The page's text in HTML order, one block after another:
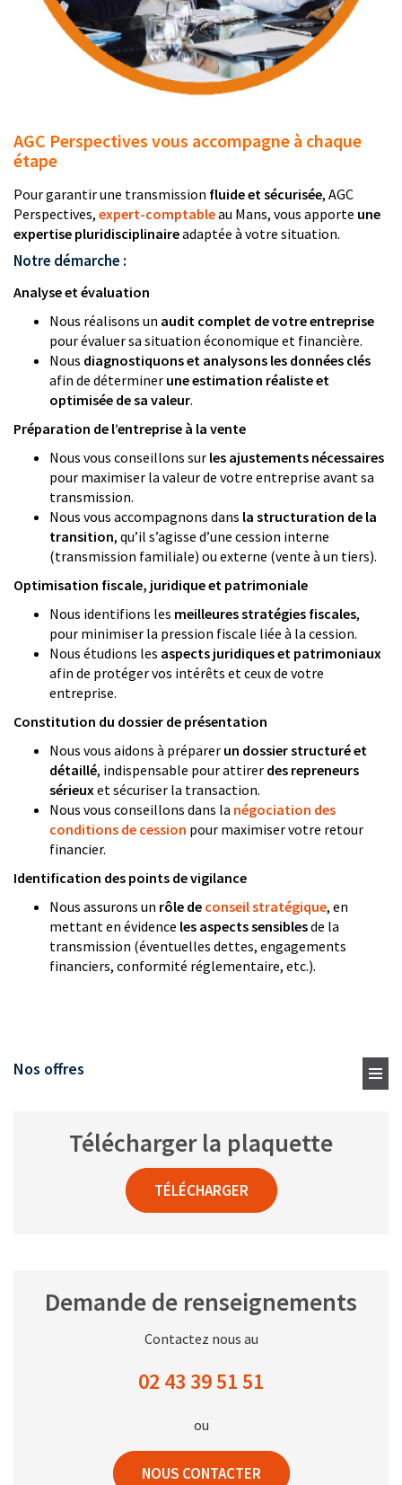
AGC Perspectives vous accompagne à chaque
étape
Pour garantir une transmission fluide et sécurisée, AGC
Perspectives, expert-comptableau Mans, vous apporte une
expertise pluridisciplinaireadaptée à votre situation.
Notre démarche :
Analyse et évaluation
Nous réalisons un audit complet de votre entreprise
pour évaluer sa situation économique et financière.
Nous diagnostiquons et analysons les données clés
afin de déterminer une estimation réaliste et
optimisée de sa valeur.
Préparation de l’entreprise à la vente
Nous vous conseillons sur les ajustements nécessaires
pour maximiser la valeur de votre entreprise avant sa
transmission.
Nous vous accompagnons dans la structuration de la
transition, qu’il s’agisse d’une cession interne
(transmission familiale) ou externe (vente à un tiers).
Optimisation fiscale, juridique et patrimoniale
Nous identifions les meilleures stratégies fiscales,
pour minimiser la pression fiscale liée à la cession.
Nous étudions les aspects juridiques et patrimoniaux
afin de protéger vos intérêts et ceux de votre
entreprise.
Constitution du dossier de présentation
Nous vous aidons à préparer un dossier structuré et
détaillé, indispensable pour attirer des repreneurs
sérieuxet sécuriser la transaction.
Nous vous conseillons dans la négociation des
conditions de cession pour maximiser votre retour
financier.
Identification des points de vigilance
Nous assurons un rôle de conseil stratégique, en
mettant en évidence les aspects sensiblesde la
transmission (éventuelles dettes, engagements
financiers, conformité réglementaire, etc.).
Nos offres
Télécharger la plaquette
TÉLÉCHARGER
Demande de renseignements
Contactez nous au
02 43 39 51 51
ou
NOUS CONTACTER